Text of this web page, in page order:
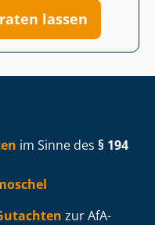
lassen
im Sinne des § 194
zur AfA-